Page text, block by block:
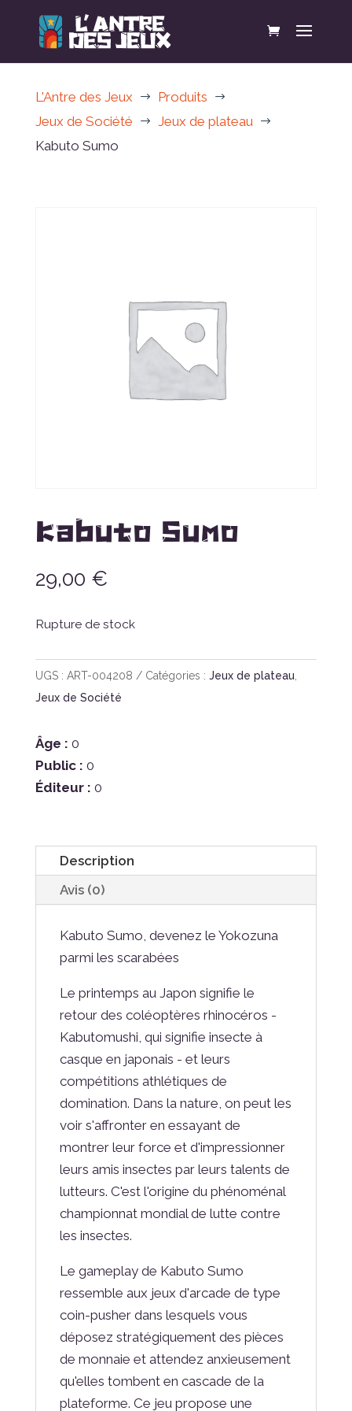
L'Antre des Jeux $ Produits $
Jeux de Société $ Jeux de plateau $
Kabuto Sumo
Kabuto Sumo
29,00 €
Rupture de stock
UGS : ART-004208 Catégories : Jeux de plateau,
Jeux de Société
Âge : 0
Public : 0
Éditeur : 0
Description
Avis (0)
Kabuto Sumo, devenez le Yokozuna
parmi les scarabées
Le printemps au Japon signifie le
retour des coléoptères rhinocéros -
Kabutomushi, qui signifie insecte à
casque en japonais - et leurs
compétitions athlétiques de
domination. Dans la nature, on peut les
voir s'affronter en essayant de
montrer leur force et d'impressionner
leurs amis insectes par leurs talents de
lutteurs. C'est l'origine du phénoménal
championnat mondial de lutte contre
les insectes.
Le gameplay de Kabuto Sumo
ressemble aux jeux d'arcade de type
coin-pusher dans lesquels vous
déposez stratégiquement des pièces
de monnaie et attendez anxieusement
qu'elles tombent en cascade de la
plateforme. Ce jeu propose une